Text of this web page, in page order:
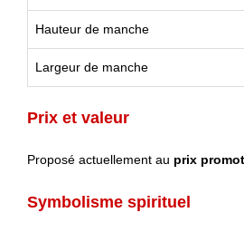
Hauteur de manche
Largeur de manche
Prix et valeur
Proposé actuellement au prix
Symbolisme spirituel